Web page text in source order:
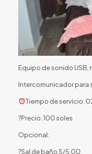
Equipo de sonido USB,
Intercomunicador para
Tiempo de servicio:
?Precio: 100 soles
Opcional:
?Sal de baño S/5.00